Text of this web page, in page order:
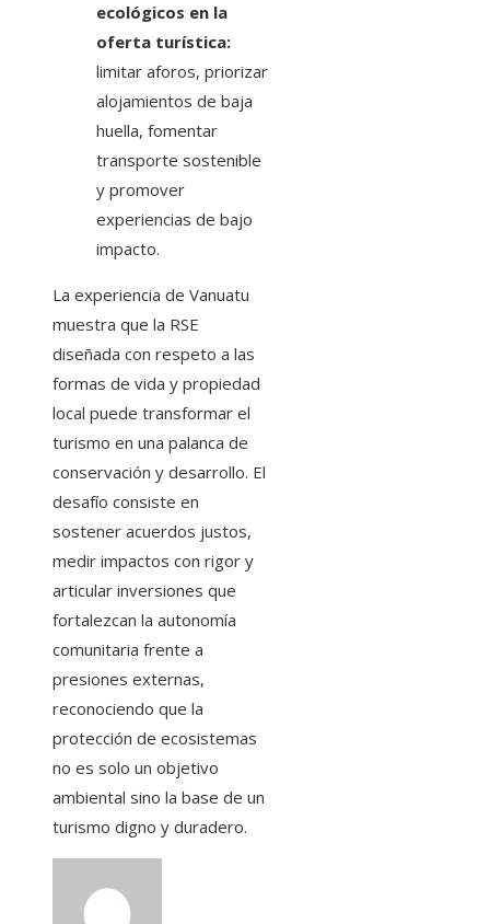
ecológicos en la
oferta turística:
limitar aforos, priorizar
alojamientos de baja
huella, fomentar
transporte sostenible
y promover
experiencias de bajo
impacto.
La experiencia de Vanuatu
muestra que la RSE
diseñada con respeto a las
formas de vida y propiedad
local puede transformar el
turismo en una palanca de
conservación y desarrollo. El
desafío consiste en
sostener acuerdos justos,
medir impactos con rigor y
articular inversiones que
fortalezcan la autonomía
comunitaria frente a
presiones externas,
reconociendo que la
protección de ecosistemas
no es solo un objetivo
ambiental sino la base de un
turismo digno y duradero.